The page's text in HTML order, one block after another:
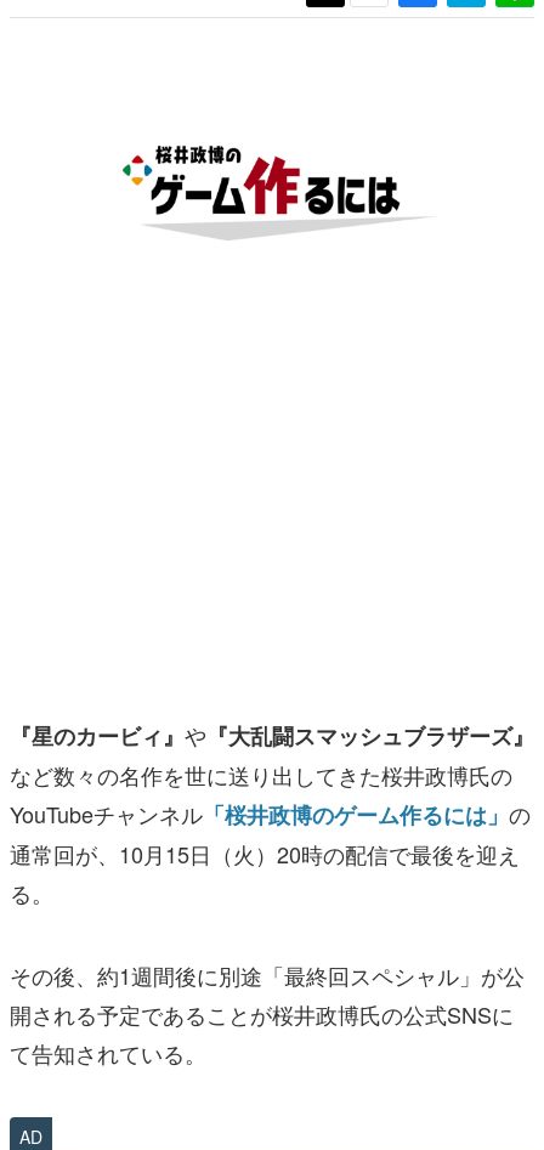
日本のモバイルゲーム史における主要なトピック・タイト
ルを網羅するほか、開発者へのインタビューや識者による
解説を掲載。約20年の歴史が一望できる決定版！
若ゲのいたり〜ゲームクリエイターの青春〜
アプリレビュー
その他
電ファミニコゲーマーとは？
『星のカービィ』 や 『大乱闘スマッシュブラザーズ』
など数々の名作を世に送り出してきた桜井政博氏の
YouTubeチャンネル 「桜井政博のゲーム作るには」 の
通常回が、10月15日（火）20時の配信で最後を迎え
る。
その後、約1週間後に別途「最終回スペシャル」が公
開される予定であることが桜井政博氏の公式SNSに
て告知されている。
AD